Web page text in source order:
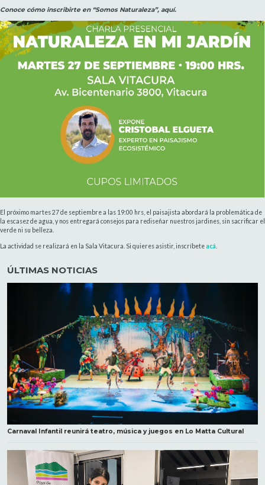
Conoce cómo inscribirte en “Somos Naturaleza”, aquí.
El próximo martes 27 de septiembre a las 19:00 hrs, el paisajista abordará la problemática de
la escasez de agua, y nos entregará consejos para rediseñar nuestros jardines, sin sacrificar el
verde ni su belleza.
La actividad se realizará en la Sala Vitacura. Si quieres asistir, inscríbeteacá
ÚLTIMAS NOTICIAS
Carnaval Infantil reunirá teatro, música y juegos en Lo Matta Cultural